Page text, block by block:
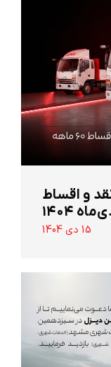
و اقساط
۱۴۰۴
15 دی 1404